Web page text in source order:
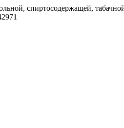
спиртосодержащей,